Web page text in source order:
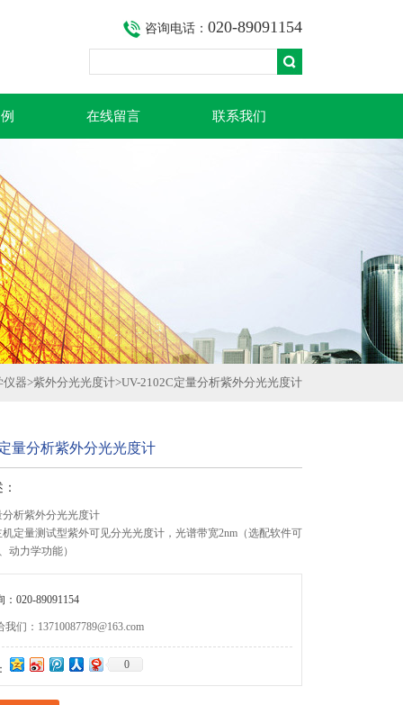
咨询电话： 020-89091154
在线留言 联系我们
仪器>紫外分光光度计>UV-2102C定量分析紫外分光光度计
量分析紫外分光光度计
分析紫外分光光度计
机定量测试型紫外可见分光光度计，光谱带宽2nm（选配软件可
动力学功能）
：020-89091154
我们：13710087789@163.com
0